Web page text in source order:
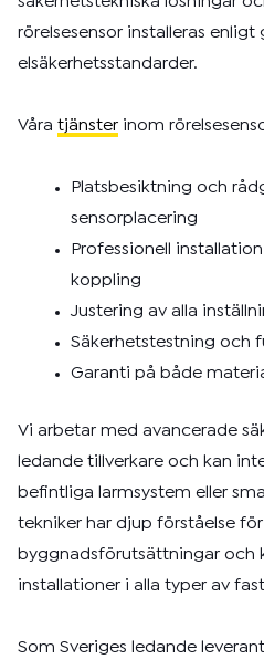
rörelsesensor installeras enligt
elsäkerhetsstandarder.
Våra tjänster inom
Platsbesiktning och
sensorplacering
Professionell
koppling
Justering av alla
Säkerhetstestning och
Garanti på både
Vi arbetar med avancerade
ledande tillverkare och kan
befintliga larmsystem eller
tekniker har djup förståelse för
byggnadsförutsättningar och
installationer i alla typer av
Som Sveriges ledande